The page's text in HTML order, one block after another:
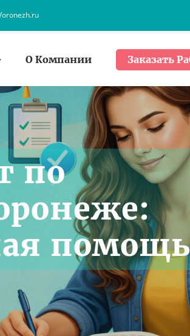
О Компании Заказать
по
помощь